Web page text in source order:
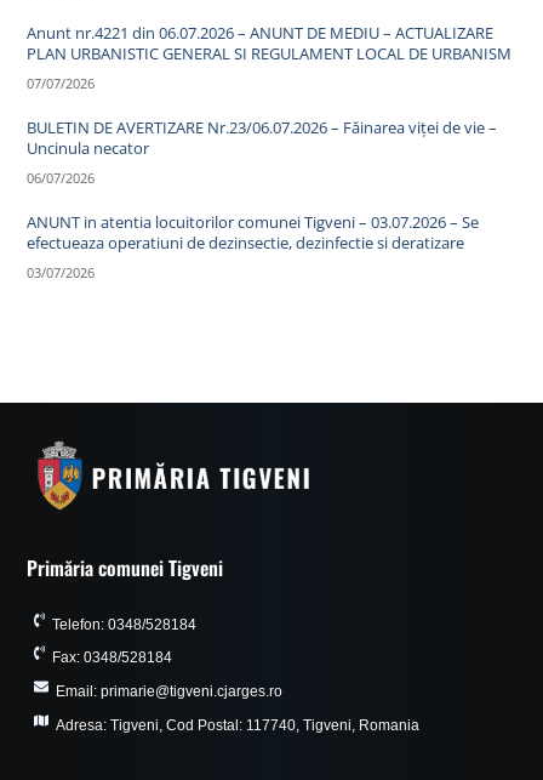
Anunt nr.4221 din 06.07.2026 – ANUNT DE MEDIU – ACTUALIZARE
PLAN URBANISTIC GENERAL SI REGULAMENT LOCAL DE URBANISM
07/07/2026
BULETIN DE AVERTIZARE Nr.23/06.07.2026 – Făinarea viței de vie –
Uncinula necator
06/07/2026
ANUNT in atentia locuitorilor comunei Tigveni – 03.07.2026 – Se
efectueaza operatiuni de dezinsectie, dezinfectie si deratizare
03/07/2026
Primăria comunei Tigveni
Telefon: 0348/528184
Fax: 0348/528184
Email: primarie@tigveni.cjarges.ro
Adresa: Tigveni, Cod Postal: 117740, Tigveni, Romania